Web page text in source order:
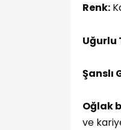
Renk:
Uğurlu
Şanslı
Oğlak
ve